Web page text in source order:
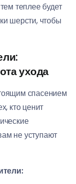
теплее будет
шерсти, чтобы
ухода
спасением
кто ценит
не уступают